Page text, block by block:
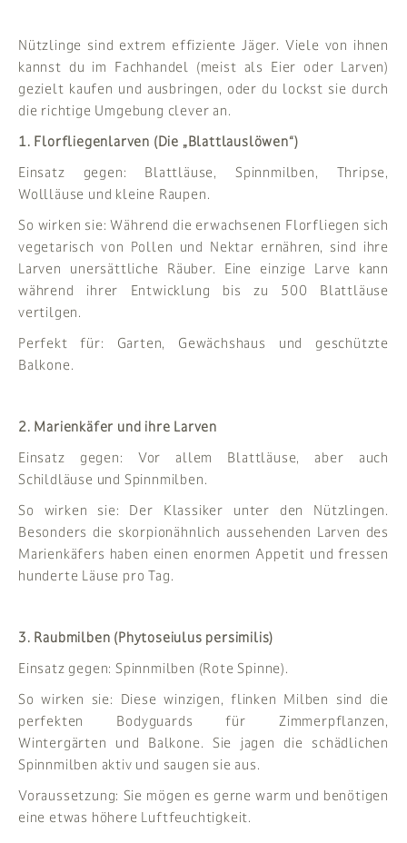
Nützlinge sind extrem effiziente Jäger. Viele von ihnen
kannst du im Fachhandel (meist als Eier oder Larven)
gezielt kaufen und ausbringen, oder du lockst sie durch
die richtige Umgebung clever an.
1. Florfliegenlarven (Die „Blattlauslöwen“)
Einsatz gegen: Blattläuse, Spinnmilben, Thripse,
Wollläuse und kleine Raupen.
So wirken sie: Während die erwachsenen Florfliegen sich
vegetarisch von Pollen und Nektar ernähren, sind ihre
Larven unersättliche Räuber. Eine einzige Larve kann
während ihrer Entwicklung bis zu 500 Blattläuse
vertilgen.
Perfekt für: Garten, Gewächshaus und geschützte
Balkone.
2. Marienkäfer und ihre Larven
Einsatz gegen: Vor allem Blattläuse, aber auch
Schildläuse und Spinnmilben.
So wirken sie: Der Klassiker unter den Nützlingen.
Besonders die skorpionähnlich aussehenden Larven des
Marienkäfers haben einen enormen Appetit und fressen
hunderte Läuse pro Tag.
3. Raubmilben (Phytoseiulus persimilis)
Einsatz gegen: Spinnmilben (Rote Spinne).
So wirken sie: Diese winzigen, flinken Milben sind die
perfekten Bodyguards für Zimmerpflanzen,
Wintergärten und Balkone. Sie jagen die schädlichen
Spinnmilben aktiv und saugen sie aus.
Voraussetzung: Sie mögen es gerne warm und benötigen
eine etwas höhere Luftfeuchtigkeit.